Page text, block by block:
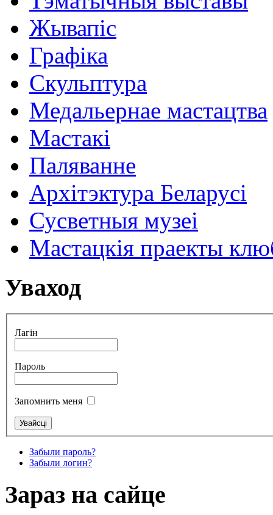
Жывапіс
Графіка
Скульптура
Медальернае мастацтва
Мастакі
Паляванне
Архітэктура Беларусі
Сусветныя музеі
Мастацкія праекты
Уваход
Лагін
Пароль
Запомнить меня
Забыли пароль?
Забыли логин?
Зараз на сайце